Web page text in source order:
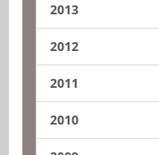
2013
2012
2011
2010